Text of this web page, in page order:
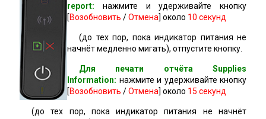
report: нажмите и удерживайте кнопку
[Возобновить /Отмена] около 10 секунд
(до тех пор, пока индикатор питания не
начнёт медленно мигать), отпустите кнопку.
Для печати отчёта Supplies
Information: нажмите и удерживайте кнопку
[Возобновить /Отмена] около 15 секунд
(до тех пор, пока индикатор питания не начнёт